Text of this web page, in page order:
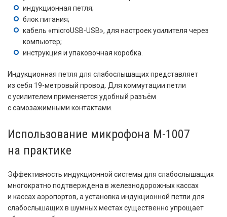
индукционная петля;
блок питания;
кабель «microUSB-USB», для настроек усилителя через
компьютер;
инструкция и упаковочная коробка.
Индукционная петля для слабослышащих представляет
из себя 19-метровый провод. Для коммутации петли
с усилителем применяется удобный разъём
с самозажимными контактами.
Использование микрофона M-1007
на практике
Эффективность индукционной системы для слабослышащих
многократно подтверждена в железнодорожных кассах
и кассах аэропортов, а установка индукционной петли для
слабослышащих в шумных местах существенно упрощает